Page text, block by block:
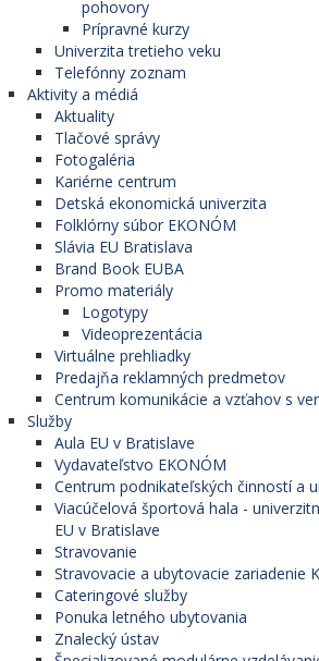
pohovory
Prípravné kurzy
Univerzita tretieho veku
Telefónny zoznam
Aktivity a médiá
Aktuality
Tlačové správy
Fotogaléria
Kariérne centrum
Detská ekonomická univerzita
Folklórny súbor EKONÓM
Slávia EU Bratislava
Brand Book EUBA
Promo materiály
Logotypy
Videoprezentácia
Virtuálne prehliadky
Predajňa reklamných predmetov
Centrum komunikácie a vzťahov s
Služby
Aula EU v Bratislave
Vydavateľstvo EKONÓM
Centrum podnikateľských činností a
Viacúčelová športová hala -
EU v Bratislave
Stravovanie
Stravovacie a ubytovacie zariadenie
Cateringové služby
Ponuka letného ubytovania
Znalecký ústav
logistický
manažment
Všeobecný
manažment
- so zameraním na
podnikový
manažment
- so zameraním na
personálny
manažment
- so zameraním na
finančný
manažment
- so zameraním na
informačný
manažment
General
(v anglickom jazyku)
- so zameraním na
podnikový
manažment
Ekonomika a
manažment v
energetike
(v spolupráci s
Fakultou
elektrotechniky a